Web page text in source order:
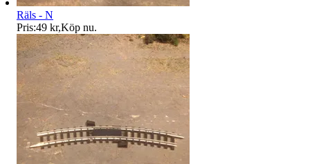
Räls - N
Pris:49 kr,Köp nu.